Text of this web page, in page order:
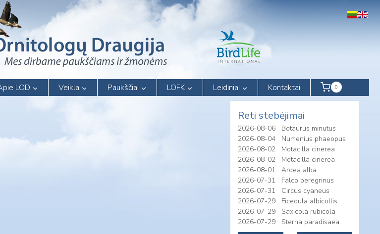
LOD Veikla Paukščiai LOFK Leidiniai Kontaktai 0
Reti stebėjimai
2026-08-06
Botaurus minutus
2026-08-04
Numenius phaeopus
2026-08-02
Motacilla cinerea
2026-08-02
Motacilla cinerea
2026-08-01
Ardea alba
2026-07-31
Falco peregrinus
2026-07-31
Circus cyaneus
2026-07-29
Ficedula albicollis
2026-07-29
Saxicola rubicola
2026-07-29
Sterna paradisaea